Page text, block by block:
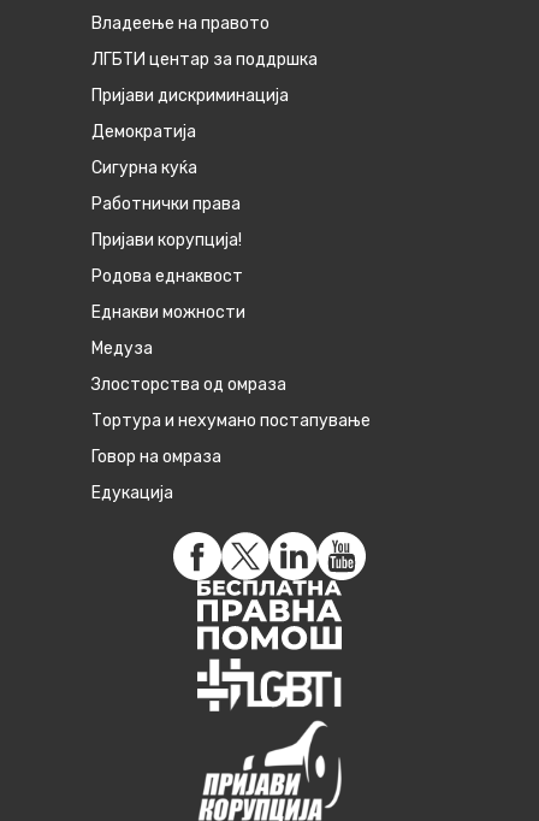
Владеење на правото
ЛГБТИ центар за поддршка
Пријави дискриминација
Демократија
Сигурна куќа
Работнички права
Пријави корупција!
Родова еднаквост
Eднакви можности
Медуза
Злосторства од омраза
Тортура и нехумано постапување
Говор на омраза
Едукација